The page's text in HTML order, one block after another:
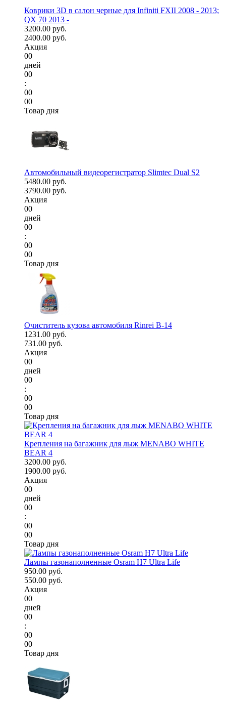
Коврики 3D в салон черные для Infiniti FXII 2008 - 2013;
QX 70 2013 -
3200.00 руб.
2400.00 руб.
Акция
00
дней
00
:
00
00
Товар дня
Автомобильный видеорегистратор Slimtec Dual S2
5480.00 руб.
3790.00 руб.
Акция
00
дней
00
:
00
00
Товар дня
Очиститель кузова автомобиля Rinrei B-14
1231.00 руб.
731.00 руб.
Акция
00
дней
00
:
00
00
Товар дня
Крепления на багажник для лыж MENABO WHITE
BEAR 4
3200.00 руб.
1900.00 руб.
Акция
00
дней
00
:
00
00
Товар дня
Лампы газонаполненные Osram H7 Ultra Life
950.00 руб.
550.00 руб.
Акция
00
дней
00
:
00
00
Товар дня